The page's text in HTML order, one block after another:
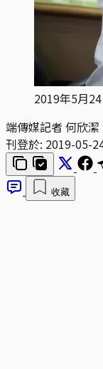
2019年5月
端傳媒記者 何欣潔
刊登於: 2019-05-
收藏